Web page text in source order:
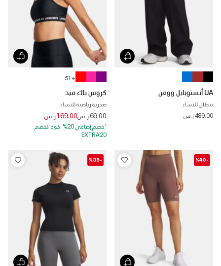
UA أنستوبابل ووفن
بنطال للنساء
489.00 ر.س
+ 51
كروس باك ميد
صدرية رياضية للنساء
69.00 ر.س Price reduced from
169.00 ر.س to
*خصم إضافي 20%. كود الخصم:
EXTRA20
-%40
-%35